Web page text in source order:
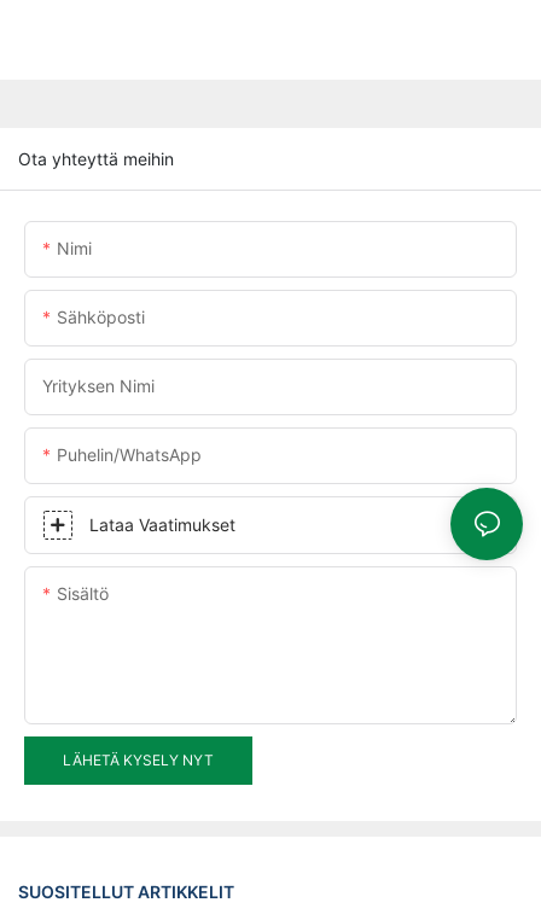
Ota yhteyttä meihin
Nimi
Sähköposti
Yrityksen Nimi
Puhelin/WhatsApp
Lataa Vaatimukset
Sisältö
LÄHETÄ KYSELY NYT
SUOSITELLUT ARTIKKELIT